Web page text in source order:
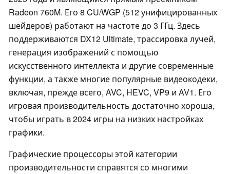
Radeon 760M. Его 8 CU/WGP (512 унифицированных
шейдеров) работают на частоте до 3 ГГц. Здесь
поддерживаются DX12 Ultimate, трассировка лучей,
генерация изображений с помощью
искусственного интеллекта и другие современные
функции, а также многие популярные видеокодеки,
включая, прежде всего, AVC, HEVC, VP9 и AV1. Его
игровая производительность достаточно хороша,
чтобы играть в 2024 игры на низких настройках
графики.
Графические процессоры этой категории
производительности справятся со многими